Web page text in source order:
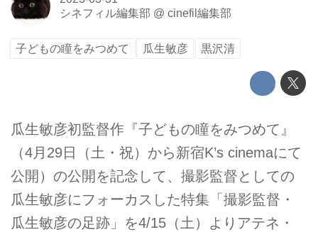
シネフィル編集部 @ cinefil編集部
子どもの瞳をみつめて 瓜生敏彦 黒沢清
瓜生敏彦初監督作『子どもの瞳をみつめて』
（4月29日（土・祝）から新宿K’s cinemaにて
公開）の公開を記念して、撮影監督としての
瓜生敏彦にフォーカスした特集「撮影監督・
瓜生敏彦の足跡」を4/15（土）よりアテネ・